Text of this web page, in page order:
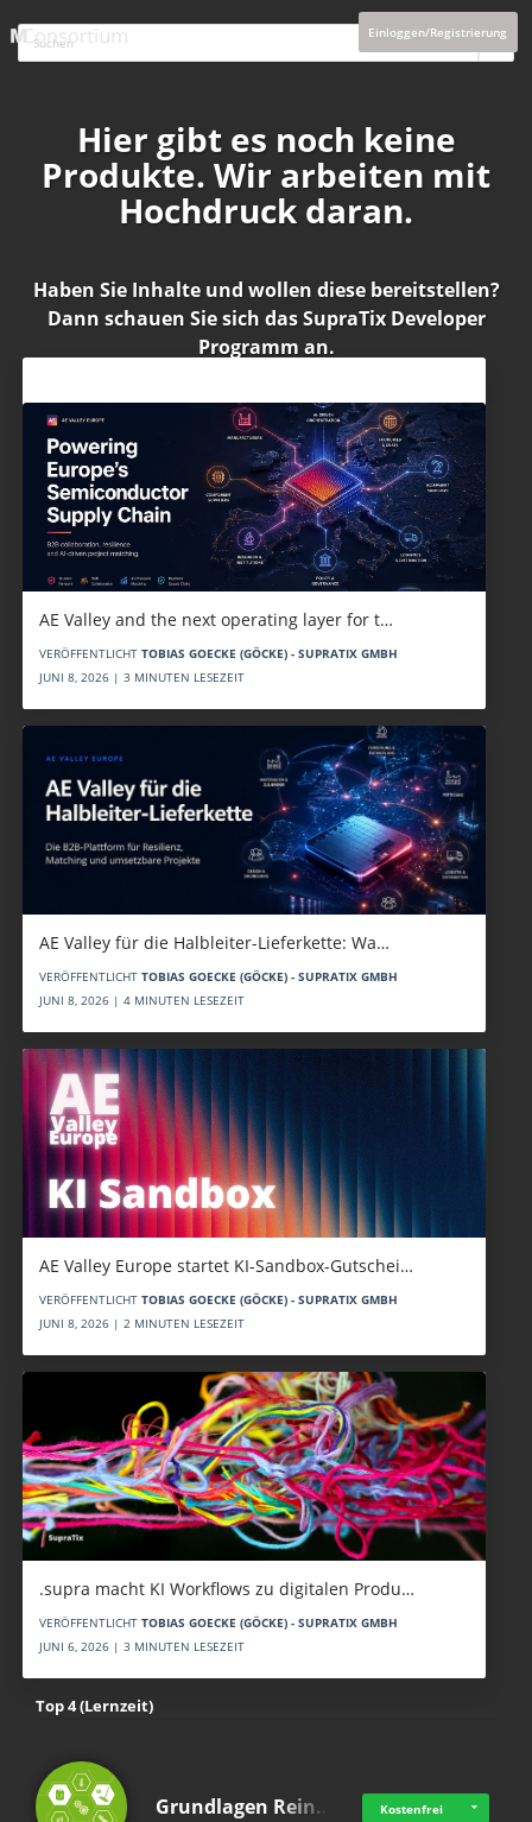
Einloggen/Registrierung
Hier gibt es noch keine
Produkte. Wir arbeiten mit
Hochdruck daran.
Haben Sie Inhalte und wollen diese bereitstellen?
Dann schauen Sie sich dasSupraTix Developer
Programm an.
AE Valley and the next operating layer for t…
VERÖFFENTLICHT TOBIAS GOECKE (GÖCKE) - SUPRATIX GMBH
JUNI 8, 2026 | 3 MINUTEN LESEZEIT
AE Valley für die Halbleiter-Lieferkette: Wa…
VERÖFFENTLICHT TOBIAS GOECKE (GÖCKE) - SUPRATIX GMBH
JUNI 8, 2026 | 4 MINUTEN LESEZEIT
AE Valley Europe startet KI-Sandbox-Gutschei…
VERÖFFENTLICHT TOBIAS GOECKE (GÖCKE) - SUPRATIX GMBH
JUNI 8, 2026 | 2 MINUTEN LESEZEIT
.supra macht KI Workflows zu digitalen Produ…
VERÖFFENTLICHT TOBIAS GOECKE (GÖCKE) - SUPRATIX GMBH
JUNI 6, 2026 | 3 MINUTEN LESEZEIT
Top 4 (Lernzeit)
Grundlagen Rein… Kostenfrei